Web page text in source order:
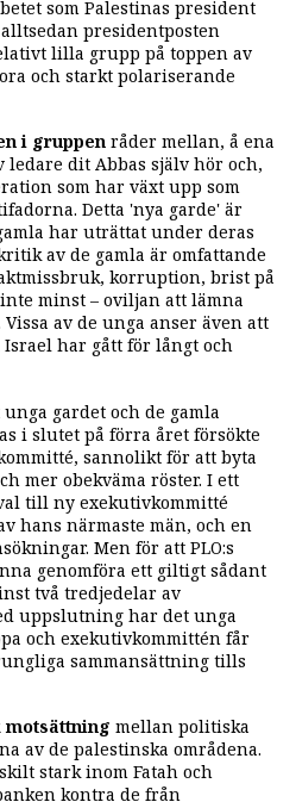
som Palestinas president
presidentposten
lilla grupp på toppen av
och starkt polariserande
i gruppenråder mellan, å ena
ledare dit Abbas själv hör och,
som har växt upp som
Detta 'nya garde' är
har uträttat under deras
av de gamla är omfattande
korruption, brist på
minst – oviljan att lämna
av de unga anser även att
Israel har gått för långt och
gardet och de gamla
i slutet på förra året försökte
sannolikt för att byta
mer obekväma röster. I ett
till ny exekutivkommitté
hans närmaste män, och en
Men för att PLO:s
genomföra ett giltigt sådant
två tredjedelar av
uppslutning har det unga
och exekutivkommittén får
sammansättning tills
motsättning mellan politiska
av de palestinska områdena.
stark inom Fatah och
kontra de från